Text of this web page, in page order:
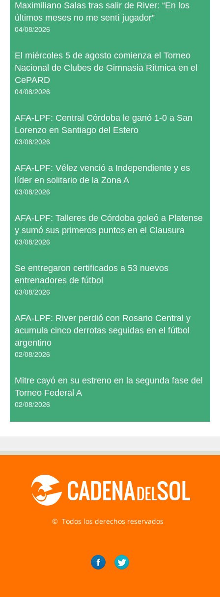
Maximiliano Salas tras salir de River: “En los
últimos meses no me sentí jugador”
04/08/2026
El miércoles 5 de agosto comienza el Torneo
Nacional de Clubes de Gimnasia Rítmica en el
CePARD
04/08/2026
AFA-LPF: Central Córdoba le ganó 1-0 a San
Lorenzo en Santiago del Estero
03/08/2026
AFA-LPF: Vélez venció a Independiente y es
líder en solitario de la Zona A
03/08/2026
AFA-LPF: Talleres de Córdoba goleó a Platense
y sumó sus primeros puntos en el Clausura
03/08/2026
Se entregaron certificados a 53 nuevos
entrenadores de fútbol
03/08/2026
AFA-LPF: River perdió con Rosario Central y
acumula cinco derrotas seguidas en el fútbol
argentino
02/08/2026
Mitre cayó en su estreno en la segunda fase del
Torneo Federal A
02/08/2026